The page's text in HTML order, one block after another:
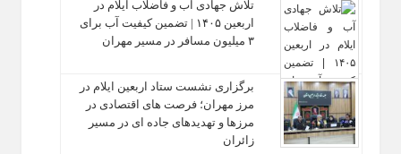
تلاش جهادی آب و فاضلاب ایلام در
اربعین ۱۴۰۵ | تضمین کیفیت آب برای
۳ میلیون مسافر در مسیر مهران
برگزاری نشست ستاد اربعین ایلام در
مرز مهران؛ فرصت‌ های اقتصادی در
مرزها و تهدیدهای جاده‌ ای در مسیر
زائران